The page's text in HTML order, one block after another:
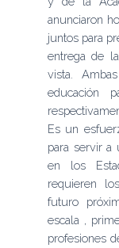
anunciaron
juntos para
entrega de
vista.
educación
Es un
para servir a
en los
requieren
futuro
escala ,
profesiones